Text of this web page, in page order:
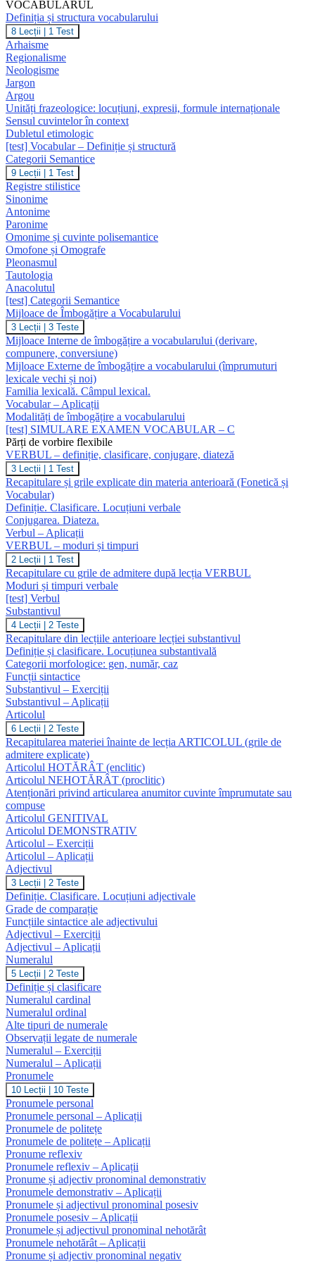
VOCABULARUL
Definiția și structura vocabularului
Definiția
și
structura
vocabularului
8 Lecții 1 Test
Arhaisme
Regionalisme
Neologisme
Jargon
Argou
Unități frazeologice: locuțiuni, expresii, formule internaționale
Sensul cuvintelor în context
Dubletul etimologic
[test] Vocabular – Definiție și structură
Categorii Semantice
Categorii
Semantice
9 Lecții 1 Test
Registre stilistice
Sinonime
Antonime
Paronime
Omonime și cuvinte polisemantice
Omofone și Omografe
Pleonasmul
Tautologia
Anacolutul
[test] Categorii Semantice
Mijloace de Îmbogățire a Vocabularului
Mijloace
de
Îmbogățire
a
Vocabularului
3 Lecții 3 Teste
Mijloace Interne de îmbogățire a vocabularului (derivare,
compunere, conversiune)
Mijloace Externe de îmbogățire a vocabularului (împrumuturi
lexicale vechi și noi)
Familia lexicală. Câmpul lexical.
Vocabular – Aplicații
Modalități de îmbogățire a vocabularului
[test] SIMULARE EXAMEN VOCABULAR – C
Părți de vorbire flexibile
VERBUL – definiție, clasificare, conjugare, diateză
VERBUL
–
definiție,
clasificare,
conjugare,
diateză
3 Lecții 1 Test
Recapitulare și grile explicate din materia anterioară (Fonetică și
Vocabular)
Definiție. Clasificare. Locuțiuni verbale
Conjugarea. Diateza.
Verbul – Aplicații
VERBUL – moduri și timpuri
VERBUL
–
moduri
și
timpuri
2 Lecții 1 Test
Recapitulare cu grile de admitere după lecția VERBUL
Moduri și timpuri verbale
[test] Verbul
Substantivul
Substantivul
4 Lecții 2 Teste
Recapitulare din lecțiile anterioare lecției substantivul
Definiție și clasificare. Locuțiunea substantivală
Categorii morfologice: gen, număr, caz
Funcții sintactice
Substantivul – Exerciții
Substantivul – Aplicații
Articolul
Articolul
6 Lecții 2 Teste
Recapitularea materiei înainte de lecția ARTICOLUL (grile de
admitere explicate)
Articolul HOTĂRÂT (enclitic)
Articolul NEHOTĂRÂT (proclitic)
Atenționări privind articularea anumitor cuvinte împrumutate sau
compuse
Articolul GENITIVAL
Articolul DEMONSTRATIV
Articolul – Exerciții
Articolul – Aplicații
Adjectivul
Adjectivul
3 Lecții 2 Teste
Definiție. Clasificare. Locuțiuni adjectivale
Grade de comparație
Funcțiile sintactice ale adjectivului
Adjectivul – Exerciții
Adjectivul – Aplicații
Numeralul
Numeralul
5 Lecții 2 Teste
Definiție și clasificare
Numeralul cardinal
Numeralul ordinal
Alte tipuri de numerale
Observații legate de numerale
Numeralul – Exerciții
Numeralul – Aplicații
Pronumele
Pronumele
10 Lecții 10 Teste
Pronumele personal
Pronumele personal – Aplicații
Pronumele de politețe
Pronumele de politețe – Aplicații
Pronume reflexiv
Pronumele reflexiv – Aplicații
Pronume și adjectiv pronominal demonstrativ
Pronumele demonstrativ – Aplicații
Pronumele și adjectivul pronominal posesiv
Pronumele posesiv – Aplicații
Pronumele și adjectivul pronominal nehotărât
Pronumele nehotărât – Aplicații
Pronume și adjectiv pronominal negativ